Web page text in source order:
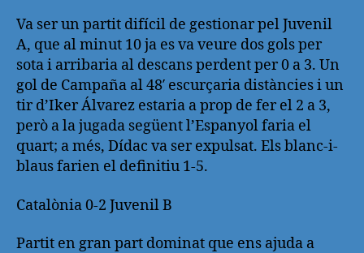
Va ser un partit difícil de gestionar pel Juvenil
A, que al minut 10 ja es va veure dos gols per
sota i arribaria al descans perdent per 0 a 3. Un
gol de Campaña al 48′ escurçaria distàncies i un
tir d’Iker Álvarez estaria a prop de fer el 2 a 3,
però a la jugada següent l’Espanyol faria el
quart; a més, Dídac va ser expulsat. Els blanc-i-
blaus farien el definitiu 1-5.
Catalònia 0-2 Juvenil B
Partit en gran part dominat que ens ajuda a